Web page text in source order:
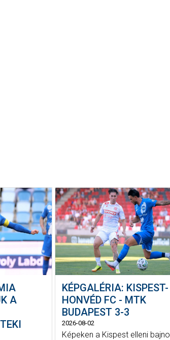
A
KÉPGALÉRIA: KISPEST-
HONVÉD FC - MTK
BUDAPEST 3-3
2026-08-02
Képeken a Kispest elleni